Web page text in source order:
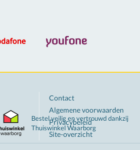
Bestel veilig en vertrouwd dankzij
ThuiswinkelWaarborg
Contact
Algemene voorwaarden
Privacybeleid
Site-overzicht